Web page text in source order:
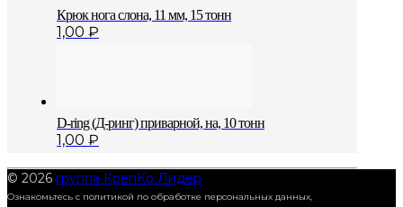
Крюк нога слона, 11 мм, 15 тонн
1,00 ₽
D-ring (Д-ринг) приварной, на, 10 тонн
1,00 ₽
© 2026 группа КрепКо Лидер
Ознакомьтесь с политикой по обработке персональных данных,